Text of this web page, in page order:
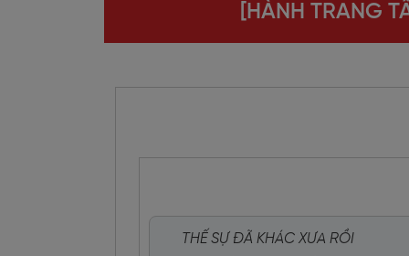
[HÀNH TRANG
THẾ SỰ ĐÃ KHÁC XƯA RỒI